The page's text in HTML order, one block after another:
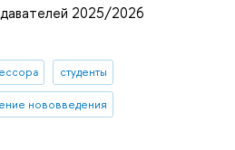
2025/2026
студенты
нововведения